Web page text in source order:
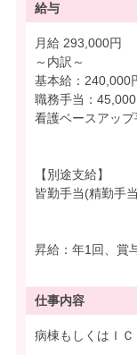
給与
月給 293,000円
～内訳～
基本給：240,000
職務手当：45,000
看護ベースアッ
【別途支給】
皆勤手当(精勤手
昇給：年1回、賞
仕事内容
病棟もしくはＩＣ